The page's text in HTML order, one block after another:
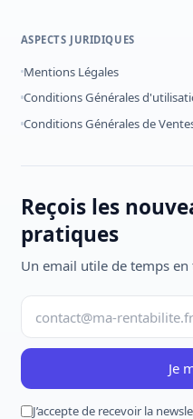
ASPECTS JURIDIQUES
Mentions Légales
Conditions Générales
Conditions Générales de
Reçois les
pratiques
Un email utile de temps
Je
J’accepte de recevoir la